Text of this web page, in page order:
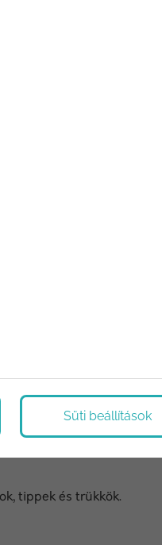
tippek és trükkök.
Süti beállítások